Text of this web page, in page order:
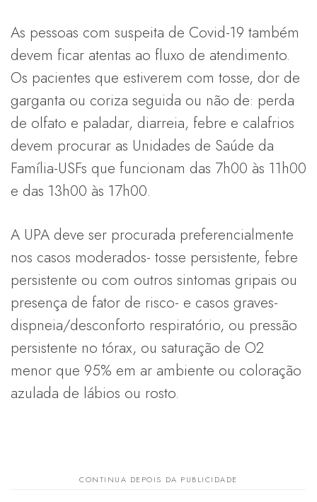
As pessoas com suspeita de Covid-19 também
devem ficar atentas ao fluxo de atendimento.
Os pacientes que estiverem com tosse, dor de
garganta ou coriza seguida ou não de: perda
de olfato e paladar, diarreia, febre e calafrios
devem procurar as Unidades de Saúde da
Família-USFs que funcionam das 7h00 às 11h00
e das 13h00 às 17h00.
A UPA deve ser procurada preferencialmente
nos casos moderados- tosse persistente, febre
persistente ou com outros sintomas gripais ou
presença de fator de risco- e casos graves-
dispneia/desconforto respiratório, ou pressão
persistente no tórax, ou saturação de O2
menor que 95% em ar ambiente ou coloração
azulada de lábios ou rosto.